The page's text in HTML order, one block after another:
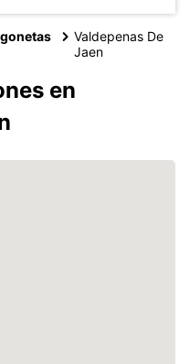
Valdepenas De
Jaen
en